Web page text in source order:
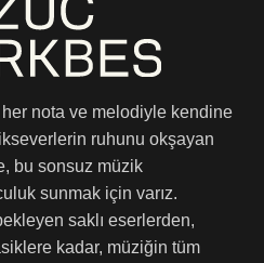
nota ve melodiyle kendine
ruhunu okşayan
bu sonsuz müzik
sunmak için varız.
saklı eserlerden,
kadar, müziğin tüm